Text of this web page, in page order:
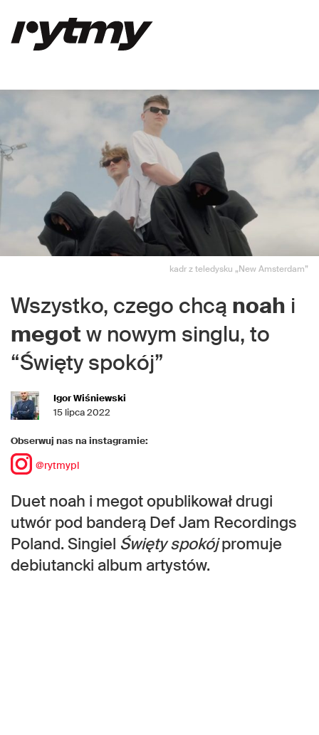
kadr z teledysku „New Amsterdam”
Wszystko, czego chcą noah i
megot w nowym singlu, to
“Święty spokój”
Igor Wiśniewski
15 lipca 2022
Obserwuj nas na instagramie:
@rytmypl
Duet noah i megot opublikował drugi
utwór pod banderą Def Jam Recordings
Poland. Singiel Święty spokójpromuje
debiutancki album artystów.